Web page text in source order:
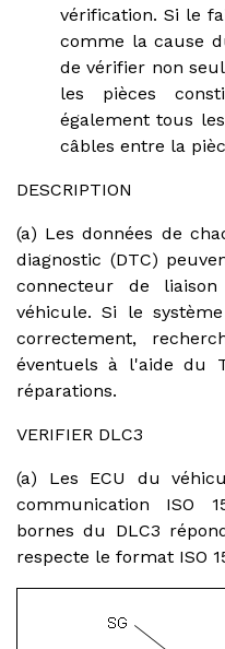
vérification. Si le
comme la cause
de vérifier non
les pièces
également tous
câbles entre la
DESCRIPTION
(a) Les données de
diagnostic (DTC)
connecteur de
véhicule. Si le
correctement,
éventuels à l'aide du
réparations.
VERIFIER DLC3
(a) Les ECU du
communication ISO
bornes du DLC3
respecte le format ISO